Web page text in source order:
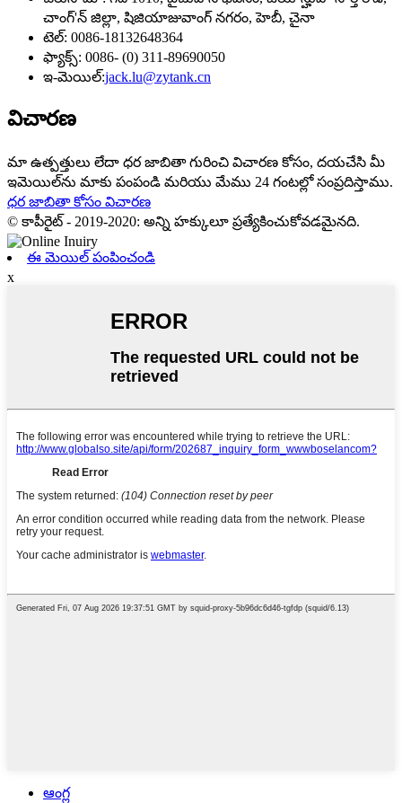
చాంగ్'న్ జిల్లా, షిజియాజువాంగ్ నగరం, హెబీ, చైనా
టెల్: 0086-18132648364
ఫ్యాక్స్: 0086- (0) 311-89690050
ఇ-మెయిల్:jack.lu@zytank.cn
విచారణ
మా ఉత్పత్తులు లేదా ధర జాబితా గురించి విచారణ కోసం, దయచేసి మీ
ఇమెయిల్‌ను మాకు పంపండి మరియు మేము 24 గంటల్లో సంప్రదిస్తాము.
ధర జాబితా కోసం విచారణ
© కాపీరైట్ - 2019-2020: అన్ని హక్కులూ ప్రత్యేకించుకోవడమైనది.
ఈ మెయిల్ పంపించండి
x
ఆంగ్ల